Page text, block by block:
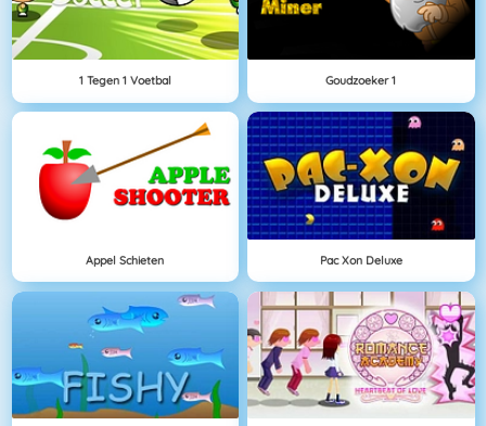
1 Tegen 1 Voetbal Goudzoeker 1
Appel Schieten Pac Xon Deluxe